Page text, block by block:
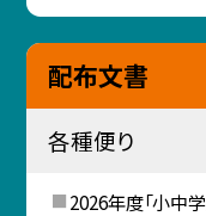
配布文書
各種便り
2026年度「小中